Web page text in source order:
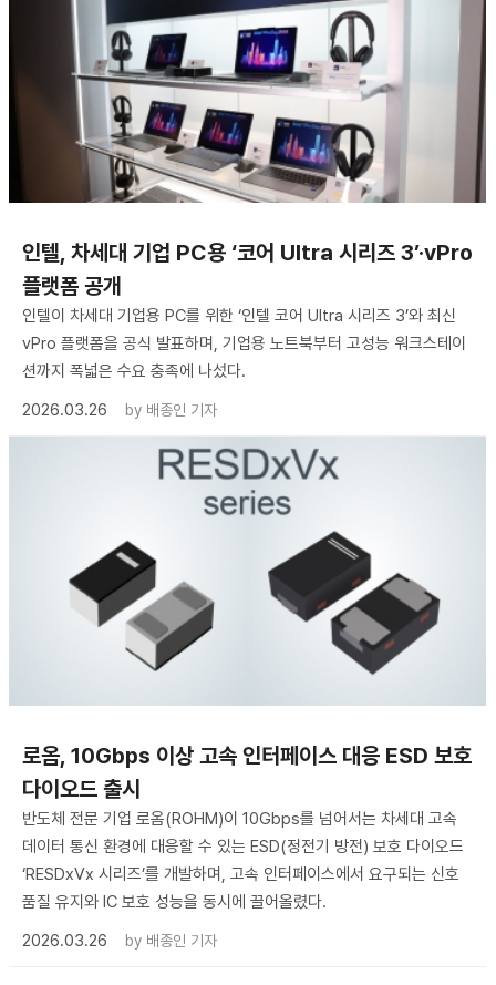
인텔, 차세대 기업 PC용 ‘코어 Ultra 시리즈 3’·vPro
플랫폼 공개
인텔이 차세대 기업용 PC를 위한 ‘인텔 코어 Ultra 시리즈 3’와 최신
vPro 플랫폼을 공식 발표하며, 기업용 노트북부터 고성능 워크스테이
션까지 폭넓은 수요 충족에 나섰다.
2026.03.26
by 배종인 기자
로옴, 10Gbps 이상 고속 인터페이스 대응 ESD 보호
다이오드 출시
반도체 전문 기업 로옴(ROHM)이 10Gbps를 넘어서는 차세대 고속
데이터 통신 환경에 대응할 수 있는 ESD(정전기 방전) 보호 다이오드
‘RESDxVx 시리즈’를 개발하며, 고속 인터페이스에서 요구되는 신호
품질 유지와 IC 보호 성능을 동시에 끌어올렸다.
2026.03.26
by 배종인 기자